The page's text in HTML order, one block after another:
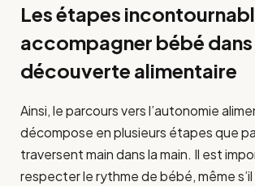
Les étapes
accompagner bébé dans
découverte alimentaire
Ainsi, le parcours vers l’autonomie
décompose en plusieurs étapes que
traversent main dans la main. Il est
respecter le rythme de bébé, même